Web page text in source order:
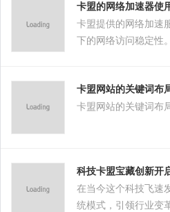
卡盟的网络加速器使
卡盟提供的网络加速
下的网络访问稳定性。
卡盟网站的关键词布
卡盟网站的关键词布
科技卡盟宝藏创新开
在当今这个科技飞速
统模式，引领行业变